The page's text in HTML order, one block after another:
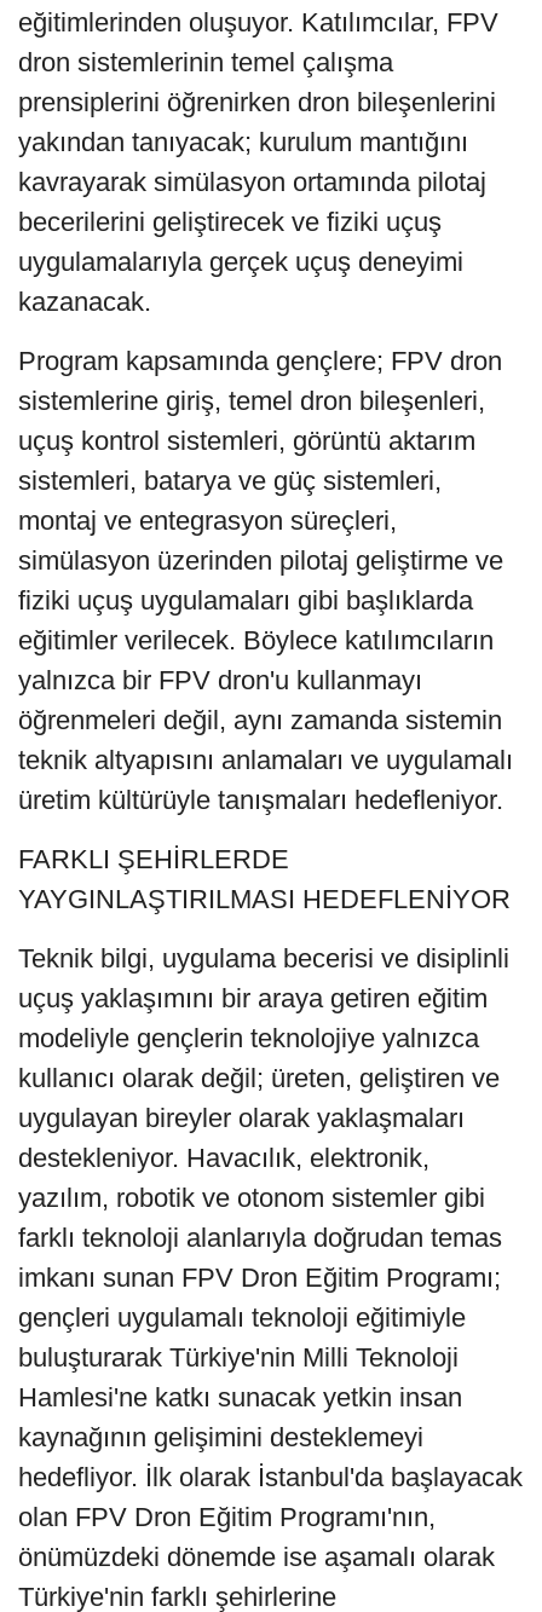
eğitimlerinden oluşuyor. Katılımcılar, FPV
dron sistemlerinin temel çalışma
prensiplerini öğrenirken dron bileşenlerini
yakından tanıyacak; kurulum mantığını
kavrayarak simülasyon ortamında pilotaj
becerilerini geliştirecek ve fiziki uçuş
uygulamalarıyla gerçek uçuş deneyimi
kazanacak.
Program kapsamında gençlere; FPV dron
sistemlerine giriş, temel dron bileşenleri,
uçuş kontrol sistemleri, görüntü aktarım
sistemleri, batarya ve güç sistemleri,
montaj ve entegrasyon süreçleri,
simülasyon üzerinden pilotaj geliştirme ve
fiziki uçuş uygulamaları gibi başlıklarda
eğitimler verilecek. Böylece katılımcıların
yalnızca bir FPV dron'u kullanmayı
öğrenmeleri değil, aynı zamanda sistemin
teknik altyapısını anlamaları ve uygulamalı
üretim kültürüyle tanışmaları hedefleniyor.
FARKLI ŞEHİRLERDE
YAYGINLAŞTIRILMASI HEDEFLENİYOR
Teknik bilgi, uygulama becerisi ve disiplinli
uçuş yaklaşımını bir araya getiren eğitim
modeliyle gençlerin teknolojiye yalnızca
kullanıcı olarak değil; üreten, geliştiren ve
uygulayan bireyler olarak yaklaşmaları
destekleniyor. Havacılık, elektronik,
yazılım, robotik ve otonom sistemler gibi
farklı teknoloji alanlarıyla doğrudan temas
imkanı sunan FPV Dron Eğitim Programı;
gençleri uygulamalı teknoloji eğitimiyle
buluşturarak Türkiye'nin Milli Teknoloji
Hamlesi'ne katkı sunacak yetkin insan
kaynağının gelişimini desteklemeyi
hedefliyor. İlk olarak İstanbul'da başlayacak
olan FPV Dron Eğitim Programı'nın,
önümüzdeki dönemde ise aşamalı olarak
Türkiye'nin farklı şehirlerine